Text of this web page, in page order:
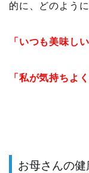
的に、どのよう
「いつも美味し
「私が気持ちよ
お母さんの